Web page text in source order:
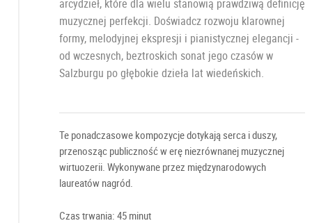
arcydzieł, które dla wielu stanowią prawdziwą definicję
muzycznej perfekcji. Doświadcz rozwoju klarownej
formy, melodyjnej ekspresji i pianistycznej elegancji -
od wczesnych, beztroskich sonat jego czasów w
Salzburgu po głębokie dzieła lat wiedeńskich.
Te ponadczasowe kompozycje dotykają serca i duszy,
przenosząc publiczność w erę niezrównanej muzycznej
wirtuozerii. Wykonywane przez międzynarodowych
laureatów nagród.
Czas trwania: 45 minut